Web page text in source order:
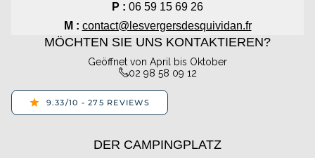
P : 06 59 15 69 26
M : contact@lesvergersdesquividan.fr
MÖCHTEN SIE UNS KONTAKTIEREN?
Geöffnet von April bis Oktober
02 98 58 09 12
DER CAMPINGPLATZ